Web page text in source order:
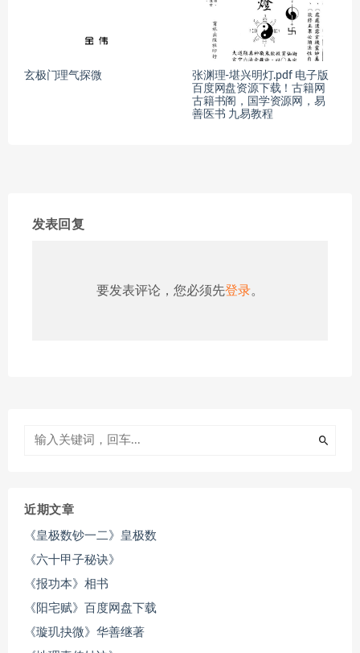
玄极门理气探微
张渊理-堪兴明灯.pdf 电子版
百度网盘资源下载！古籍网
古籍书阁，国学资源网，易
善医书 九易教程
发表回复
要发表评论，您必须先登录。
近期文章
《皇极数钞一二》皇极数
《六十甲子秘诀》
《报功本》相书
《阳宅赋》百度网盘下载
《璇玑抉微》华善继著